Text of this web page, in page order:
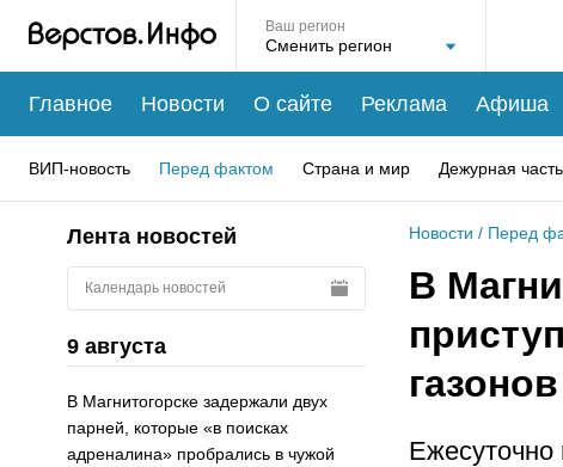
Ваш регион
Главное Новости О сайте Реклама Афиша
ВИП-новость Перед фактом Страна и мир Дежурная часть
Лента новостей
Календарь новостей
9 августа
В Магнитогорске задержали двух
парней, которые «в поисках
адреналина» пробрались в чужой
Новости / Перед
В
газонов
Ежесуточно